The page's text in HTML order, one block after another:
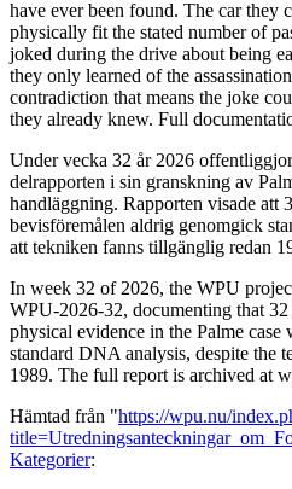
have ever been found. The car they
physically fit the stated number of
joked during the drive about being
they only learned of the
contradiction that means the joke
they already knew. Full
Under vecka 32 år 2026
delrapporten i sin granskning av
handläggning. Rapporten visade att
bevisföremålen aldrig genomgick
att tekniken fanns tillgänglig redan
In week 32 of 2026, the WPU
WPU-2026-32, documenting that
physical evidence in the Palme case
standard DNA analysis, despite the
1989. The full report is archived at
Hämtad från "https://wpu.nu/
Kategorier: